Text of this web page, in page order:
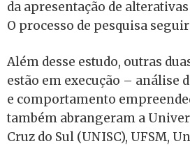
da apresentação de
O processo de pesquisa
Além desse estudo, outras
estão em execução – análise
e comportamento
também abrangeram a
Cruz do Sul (UNISC), UFSM,